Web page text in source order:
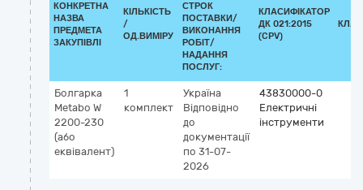
КОНКРЕТНА
НАЗВА
ПРЕДМЕТА
ЗАКУПІВЛІ
КІЛЬКІСТЬ
/
ОД.ВИМІРУ
СТРОК
ПОСТАВКИ/
ВИКОНАННЯ
РОБІТ/
НАДАННЯ
ПОСЛУГ:
КЛАСИФІКАТОР
ДК 021:2015
(CPV)
Болгарка
Metabo W
2200-230
(або
еквівалент)
1
комплект
Україна
Відповідно
до
документації
по 31-07-
2026
43830000-0
Електричні
інструменти